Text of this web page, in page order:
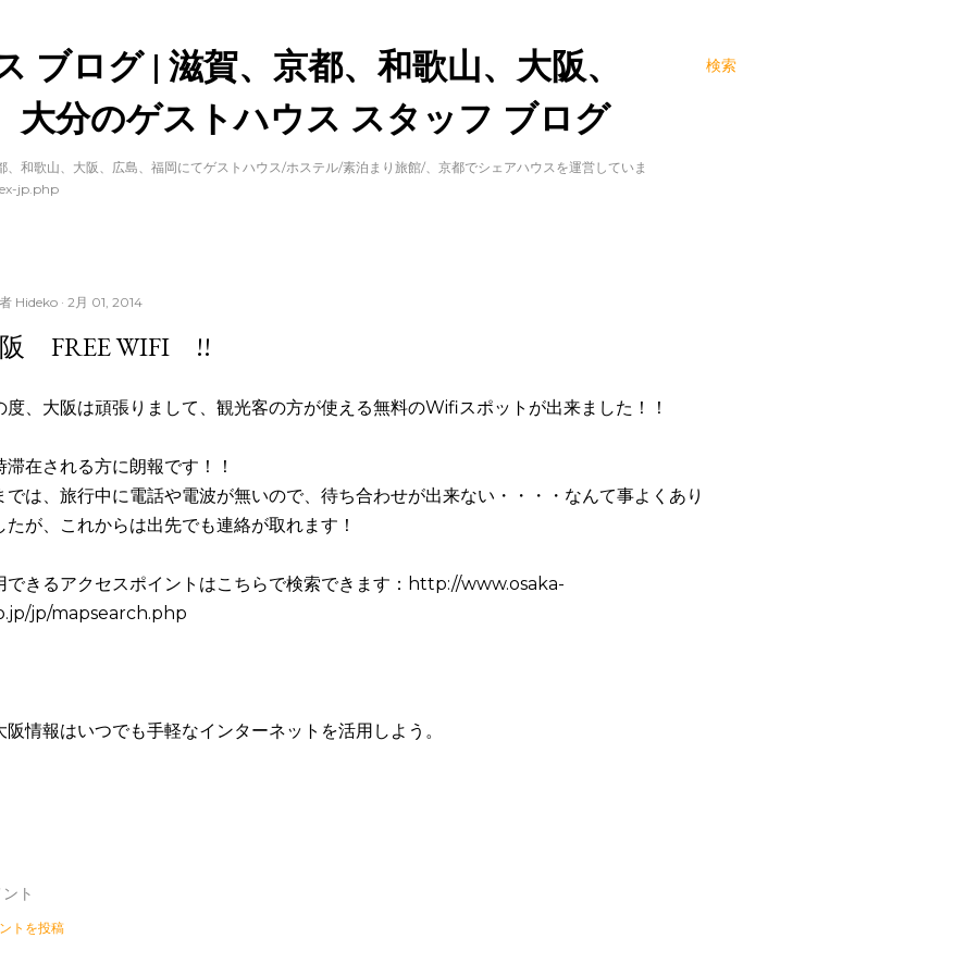
検索
ブログ | 滋賀、京都、和歌山、大阪、
大分のゲストハウス スタッフ ブログ
、和歌山、大阪、広島、福岡にてゲストハウス/ホステル/素泊まり旅館/、京都でシェアハウスを運営していま
jp.php
Hideko 2月 01, 2014
FREE WIFI !!
度、大阪は頑張りまして、観光客の方が使える無料のWifiスポットが出来ました！！
滞在される方に朗報です！！
では、旅行中に電話や電波が無いので、待ち合わせが出来ない・・・・なんて事よくあり
たが、これからは出先でも連絡が取れます！
できるアクセスポイントはこちらで検索できます：http://www.osaka-
jp/mapsearch.php
ト
トを投稿